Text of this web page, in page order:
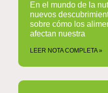
En el mundo de la
nuevos
sobre cómo los
afectan nuestra
LEER NOTA COMPLETA »